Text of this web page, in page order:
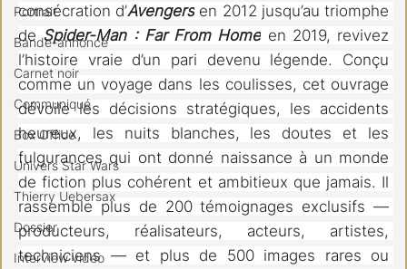
Portrait
Bande-annonce
Carnet noir
Communiqué
Box Office
Univers Star Wars
Thierry Uebersax
Dossier
Interview vidéo
consécration d’Avengers en 2012 jusqu’au triomphe
de Spider-Man : Far From Home en 2019, revivez
l’histoire vraie d’un pari devenu légende. Conçu
comme un voyage dans les coulisses, cet ouvrage
dévoile les décisions stratégiques, les accidents
heureux, les nuits blanches, les doutes et les
fulgurances qui ont donné naissance à un monde
de fiction plus cohérent et ambitieux que jamais. Il
rassemble plus de 200 témoignages exclusifs ―
producteurs, réalisateurs, acteurs, artistes,
techniciens ― et plus de 500 images rares ou